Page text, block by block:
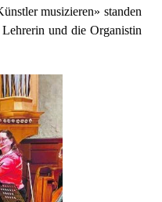
musizieren» standen
und die Organistin